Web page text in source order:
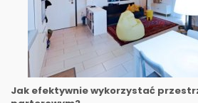
Jak efektywnie wykorzystać